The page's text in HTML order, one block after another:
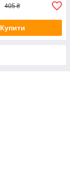
405 ₴
Купити